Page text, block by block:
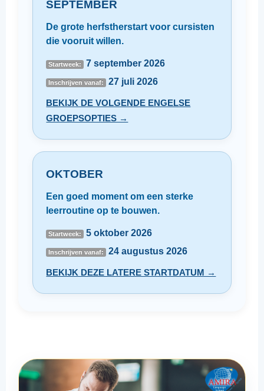
SEPTEMBER
De grote herfstherstart voor cursisten
die vooruit willen.
Startweek: 7 september 2026
Inschrijven vanaf: 27 juli 2026
BEKIJK DE VOLGENDE ENGELSE
GROEPSOPTIES →
OKTOBER
Een goed moment om een sterke
leerroutine op te bouwen.
Startweek: 5 oktober 2026
Inschrijven vanaf: 24 augustus 2026
BEKIJK DEZE LATERE STARTDATUM →